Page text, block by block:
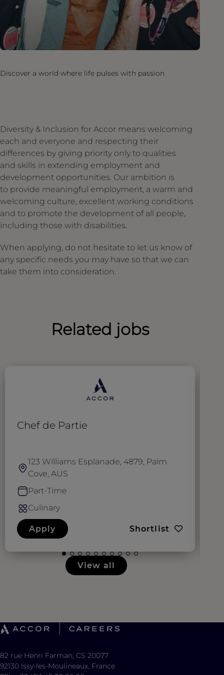
Discover a world where life pulses with passion
Diversity & Inclusion for Accor means welcoming
each and everyone and respecting their
differences by giving priority only to qualities
and skills in extending employment and
development opportunities. Our ambition is
to provide meaningful employment, a warm and
welcoming culture, excellent working conditions
and to promote the development of all people,
including those with disabilities.
When applying, do not hesitate to let us know of
any specific needs you may have so that we can
take them into consideration.
Related jobs
Chef de Partie
123 Williams Esplanade, 4879, Palm
Cove, AUS
Part-Time
Culinary
Apply Shortlist
View all
82 rue Henri Farman, CS 20077
92130 Issy-les-Moulineaux, France